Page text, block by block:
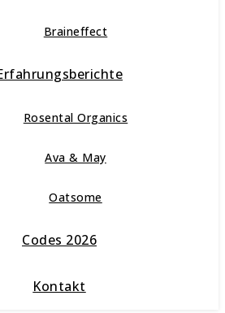
Braineffect
Rosental Organics
Ava & May
Oatsome
Codes 2026
Kontakt